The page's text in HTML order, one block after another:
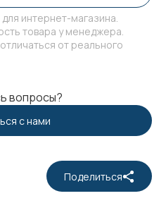
интернет-магазина.
товара у менеджера.
от реального
вопросы?
с нами
Поделиться